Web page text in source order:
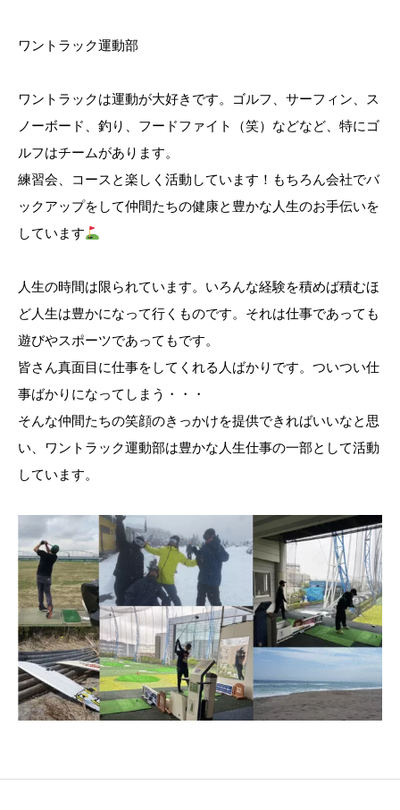
ワントラック運動部
ワントラックは運動が大好きです。ゴルフ、サーフィン、ス
ノーボード、釣り、フードファイト（笑）などなど、特にゴ
ルフはチームがあります。
練習会、コースと楽しく活動しています！もちろん会社でバ
ックアップをして仲間たちの健康と豊かな人生のお手伝いを
しています
人生の時間は限られています。いろんな経験を積めば積むほ
ど人生は豊かになって行くものです。それは仕事であっても
遊びやスポーツであってもです。
皆さん真面目に仕事をしてくれる人ばかりです。ついつい仕
事ばかりになってしまう・・・
そんな仲間たちの笑顔のきっかけを提供できればいいなと思
い、ワントラック運動部は豊かな人生仕事の一部として活動
しています。